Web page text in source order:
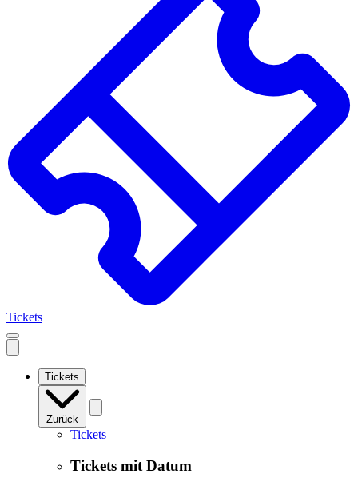
Tickets
Open
mobile
navigation
Tickets
Zurück
Tickets
Tickets mit Datum